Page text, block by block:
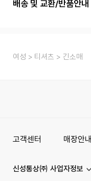
배송 및 교환/반품안내
여성 티셔츠 긴소매
고객센터 매장안내
신성통상㈜ 사업자정보